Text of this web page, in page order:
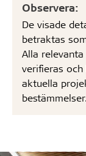
Observera:
De visade
betraktas
Alla
verifieras
aktuella